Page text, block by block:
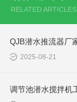
RELATED ARTICLES
2025-08-21